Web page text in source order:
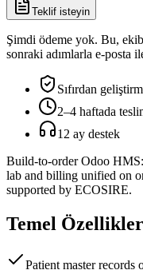
Teklif isteyin
Şimdi ödeme yok. Bu,
sonraki adımlarla e-posta
Sıfırdan
2–4 haftada
12 ay destek
Build-to-order Odoo
lab and billing unified on
supported by ECOSIRE.
Temel Özellikler
Patient master records